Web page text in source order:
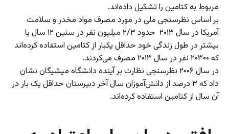
مربوط به کتامین را تشکیل داده‌اند.
بر اساس نظرسنجی ملی در مورد مصرف مواد مخدر و سلامت
آمریکا در سال ۲۰۱۳ حدود ۲/۳ میلیون نفر در سنین ۱۲ سال یا
بیشتر در طول زندگی خود حداقل یکبار از کتامین استفاده کرده‌اند
که ۲۰۳۰۰ نفر در سال ۲۰۱۳ مصرف می‌کردند.
در سال ۲۰۰۶ نظرسنجی نظارت بر آینده دانشگاه میشیگان نشان
داد که ۳ درصد از دانش‌آموزان سال آخر دبیرستان حداقل یک بار در
آن سال از کتامین استفاده کرده‌اند.